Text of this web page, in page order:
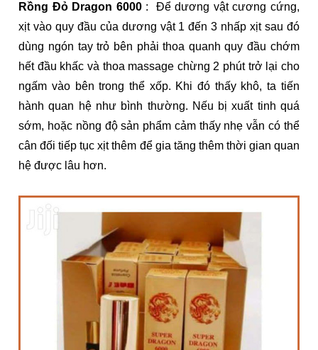
Rồng Đỏ Dragon 6000 : Để dương vật cương cứng,
xịt vào quy đầu của dương vật 1 đến 3 nhấp xịt sau đó
dùng ngón tay trỏ bên phải thoa quanh quy đầu chớm
hết đầu khấc và thoa massage chừng 2 phút trở lại cho
ngấm vào bên trong thể xốp. Khi đó thấy khô, ta tiến
hành quan hệ như bình thường. Nếu bị xuất tinh quá
sớm, hoặc nồng độ sản phẩm cảm thấy nhẹ vẫn có thể
cân đối tiếp tục xịt thêm để gia tăng thêm thời gian quan
hệ được lâu hơn.